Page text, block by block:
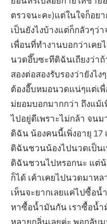
ตรวจนะคะ)แต่ในใจก็อย
เป็นยังไงบ้างแต่ก็กลัวๆว่
เพื่อนที่ทำงานบอกว่าเค
นวดอึ๊บซะทีดิฉันเถียงว่า
สองต่อสองรับรองว่ายังไ
ต้องอื๊บหมอนวดแน่ๆแต่เ
ม่ยอมบอกมากกว่า ถึงแม้
ไปอยู่ดีเพราะไม่กล้า จน
ดิฉัน น้องคนนี้เพิ่งอายุ 17
ดิฉันชวนน้องไปนวดเป็น
ดิฉันชวนไปหรอกนะ แต่
ก็ได้ เค้าเคยไปนวดมาห
เห็นจะยากเลยแค่ไปซื้อน้
หาซื้อน้ำมันกัน เราซื้อน้
หลายกลิ่นเลยค่ะ พอกลับ